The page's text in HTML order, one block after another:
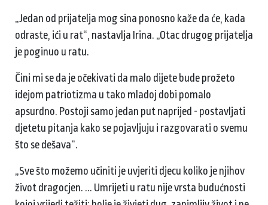
„Jedan od prijatelja mog sina ponosno kaže da će, kada
odraste, ići u rat“, nastavlja Irina. „Otac drugog prijatelja
je poginuo u ratu.
Čini mi se da je očekivati ​​da malo dijete bude prožeto
idejom patriotizma u tako mladoj dobi pomalo
apsurdno. Postoji samo jedan put naprijed - postavljati
djetetu pitanja kako se pojavljuju i razgovarati o svemu
što se dešava“.
„Sve što možemo učiniti je uvjeriti djecu koliko je njihov
život dragocjen. ... Umrijeti u ratu nije vrsta budućnosti